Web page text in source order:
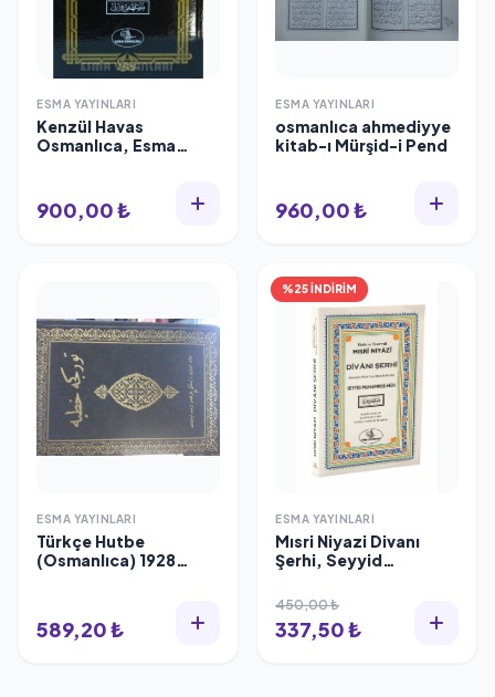
ESMA YAYINLARI
Kenzül Havas
Osmanlıca, Esma
900,00 ₺
ESMA YAYINLARI
osmanlıca ahmediyye
kitab-ı Mürşid-i Pend
960,00 ₺
ESMA YAYINLARI
Türkçe Hutbe
(Osmanlıca) 1928
589,20 ₺
%25 İNDİRİM
ESMA YAYINLARI
Mısri Niyazi Divanı
Şerhi, Seyyid
450,00 ₺
337,50 ₺